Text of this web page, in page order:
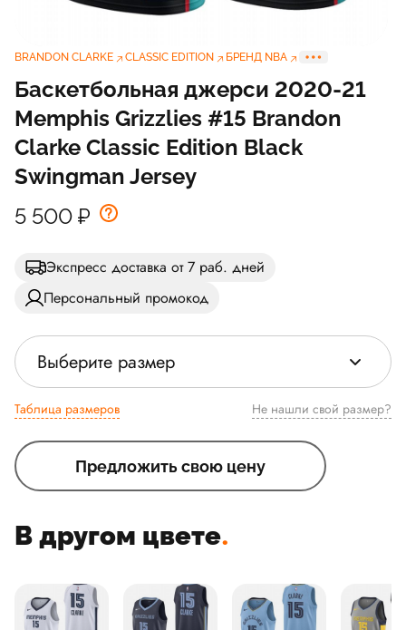
BRANDON CLARKE CLASSIC EDITION БРЕНД NBA
Баскетбольная джерси 2020-21
Memphis Grizzlies #15 Brandon
Clarke Classic Edition Black
Swingman Jersey
5 500 ₽
Экспресс доставка от 7 раб. дней
Персональный промокод
Выберите размер
Таблица размеров Не нашли свой размер?
Предложить свою цену
В другом цвете.